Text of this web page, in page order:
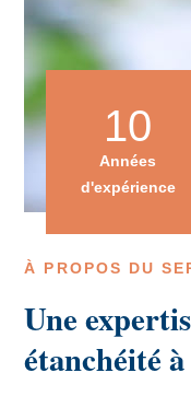
À PROPOS DU
Une
étanchéité
10
Années
d'expérience